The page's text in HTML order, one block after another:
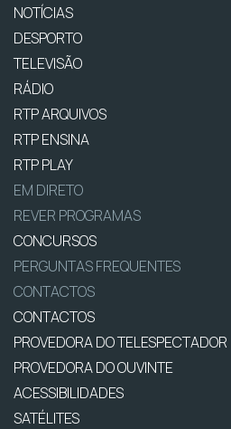
NOTÍCIAS
DESPORTO
TELEVISÃO
RÁDIO
RTP ARQUIVOS
RTP ENSINA
RTP PLAY
EM DIRETO
REVER PROGRAMAS
CONCURSOS
PERGUNTAS FREQUENTES
CONTACTOS
CONTACTOS
PROVEDORA DO TELESPECTADOR
PROVEDORA DO OUVINTE
ACESSIBILIDADES
SATÉLITES